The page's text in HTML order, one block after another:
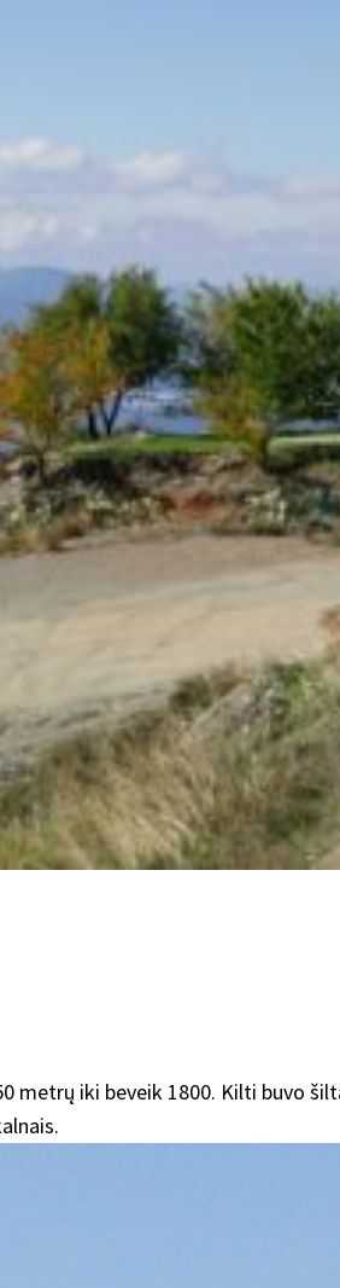
metrų iki beveik 1800. Kilti buvo